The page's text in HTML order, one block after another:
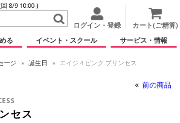
8/9 10:00-)
ログイン・登録 カート(ご精算)
る イベント・スクール サービス・情報
ージ 誕生日
エイジ 4 ピンク プリンセス
前の商品
セス